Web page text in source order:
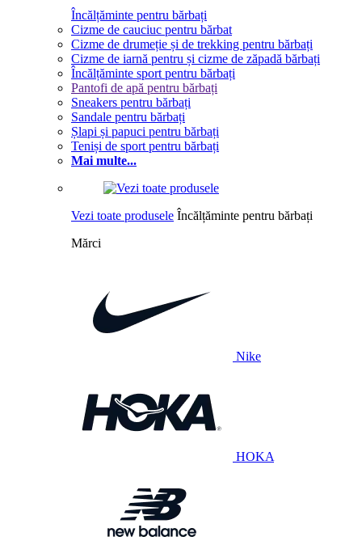
Încălțăminte pentru bărbați
Cizme de cauciuc pentru bărbat
Cizme de drumeție și de trekking pentru bărbați
Cizme de iarnă pentru și cizme de zăpadă bărbați
Încălțăminte sport pentru bărbați
Pantofi de apă pentru bărbați
Sneakers pentru bărbați
Sandale pentru bărbați
Șlapi și papuci pentru bărbați
Teniși de sport pentru bărbați
Mai multe...
Vezi toate produsele Încălțăminte pentru bărbați
Mărci
Nike
HOKA